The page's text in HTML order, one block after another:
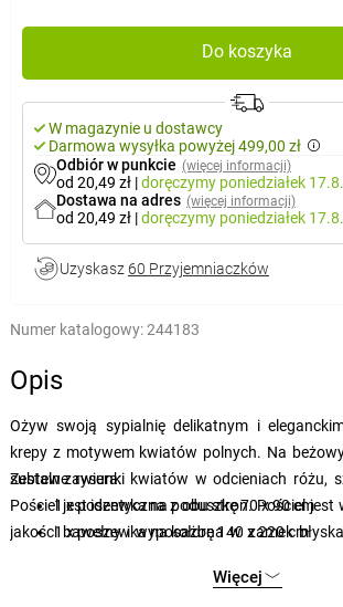
Do koszyka
W magazynie u dostawcy
Darmowa wysyłka powyżej 499,00 zł
Odbiór w punkcie (więcej informacji)
od 20,49 zł |doręczymy poniedziałek 17.8.
Dostawa na adres (więcej informacji)
od 20,49 zł |doręczymy poniedziałek 17.8.
Uzyskasz 60 Przyjemniaczków
Numer katalogowy:244183
Opis
Ożyw swoją sypialnię delikatnym i
krepy z motywem kwiatów polnych. Na
subtelne rysunki kwiatów w odcieniach różu,
Pościel jest identyczna z obu stron. Pościel jest
jakości bawełny i wyposażona w zamek
błyskawicznymi w delikatnym cyklu prania.
Zestaw zawiera:
1 x poszewka na poduszkę 70 x 90 cm
1 x poszewka na kołdrę 140 x 220 cm
Więcej